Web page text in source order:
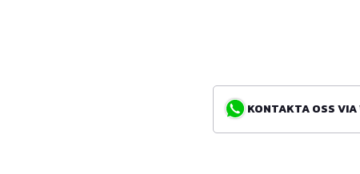
KONTAKTA OSS VIA